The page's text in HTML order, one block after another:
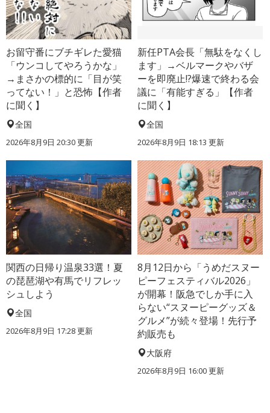
お留守番にブチギレた愛猫
「ウンコしてやろうかな」
→まさかの標的に「目が笑
ってない！」と恐怖【作者
に聞く】
全国
2026年8月9日 20:30更新
新任PTA会長「無駄をなくし
ます」→ベルマークやバザ
ーを即廃止!?爆速で終わる会
議に「有能すぎる」【作者
に聞く】
全国
2026年8月9日 18:13 更新
関西の日帰り温泉33選！夏
の琵琶湖や有馬でリフレッ
シュしよう
全国
2026年8月9日 17:28更新
8月12日から「うめだスヌー
ピーフェスティバル2026」
が開幕！阪急でしか手に入
らない“スヌーピーグッズ＆
グルメ”が続々登場！先行予
約販売も
大阪府
2026年8月9日 16:00更新